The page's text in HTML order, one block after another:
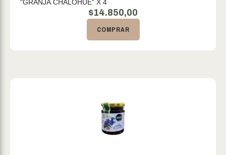
"GRANJA CHALOHUE" X 4
$14.850,00
COMPRAR